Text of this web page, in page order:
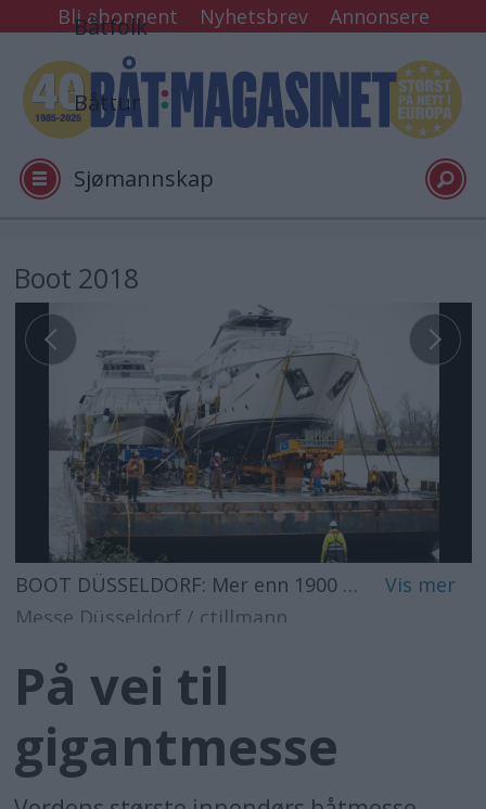
Bli abonnent Nyhetsbrev Annonsere
Båtfolk
Båttur
Sjømannskap
Arkiv
Video
Logg inn
Boot 2018
BOOT DÜSSELDORF: Mer enn 1900 utstillere, fordelt på 16 haller, utgjør verdens største innendørs båtmesse.
Messe Düsseldorf / ctillmann
På vei til
gigantmesse